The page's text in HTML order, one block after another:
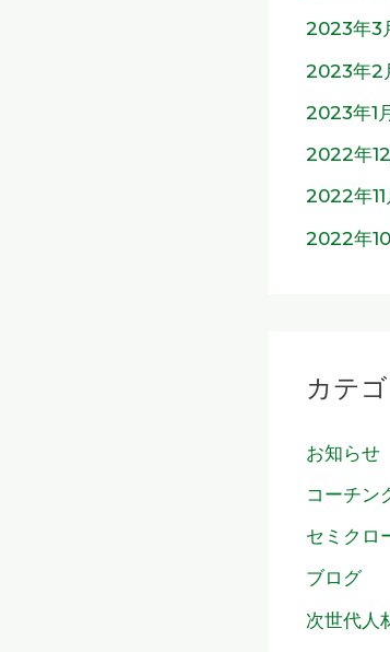
2023年3
2023年2
2023年1
2022年12
2022年11
2022年
カテ
お知らせ
コーチン
セミクロ
ブログ
次世代人